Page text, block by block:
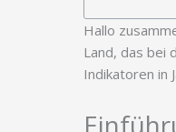
Hallo
Land, das bei
Indikatoren in